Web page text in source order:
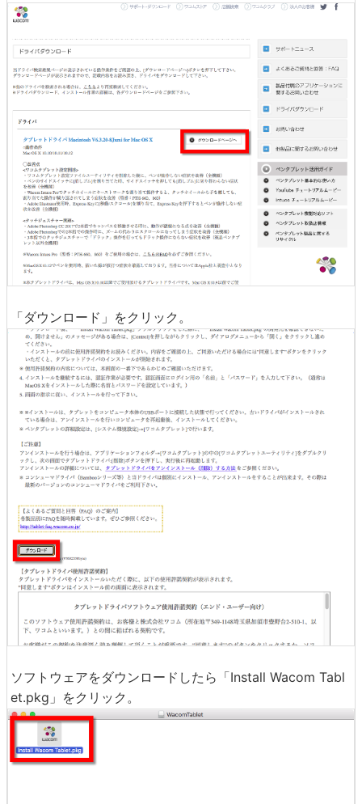
「ダウンロード」をクリック。
ソフトウェアをダウンロードしたら「Install Wacom Tabl
et.pkg」をクリック。